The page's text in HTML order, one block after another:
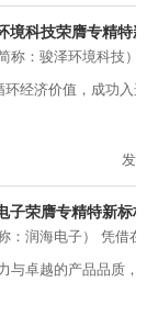
境科技荣膺专精特
称：骏泽环境科技）
经济价值，成功入
发
子荣膺专精特新标
：润海电子） 凭借
与卓越的产品品质，